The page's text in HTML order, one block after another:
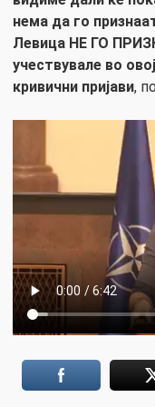
нема да го
Левица НЕ ГО
учествувале во
кривични пријави,